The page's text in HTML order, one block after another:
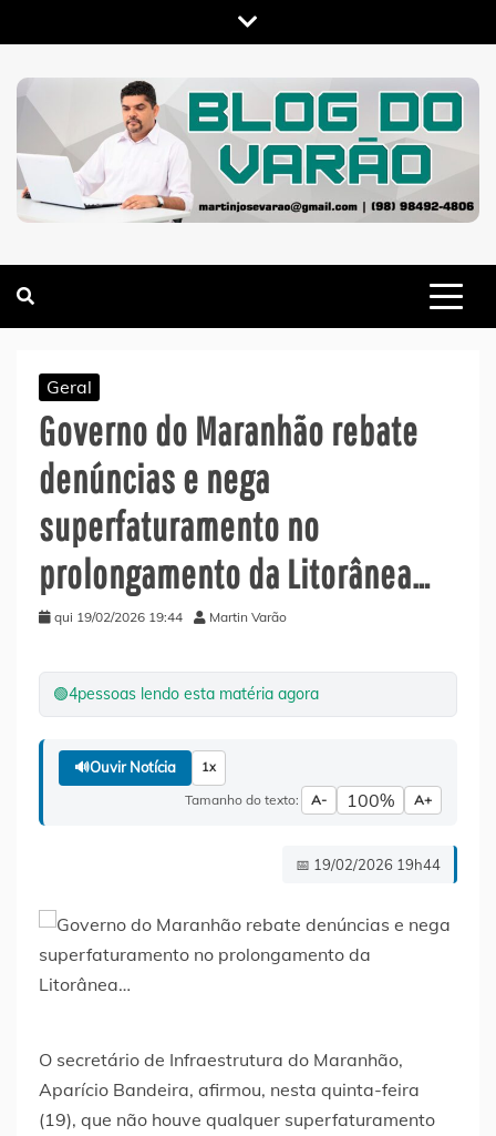
to
content
Geral
Governo do Maranhão rebate
denúncias e nega
superfaturamento no
prolongamento da Litorânea…
qui 19/02/2026 19:44 Martin Varão
🟢4pessoas lendo esta matéria agora
🔊Ouvir Notícia 1x
Tamanho do texto: A- 100% A+
📅 19/02/2026 19h44
O secretário de Infraestrutura do Maranhão,
Aparício Bandeira, afirmou, nesta quinta-feira
(19), que não houve qualquer superfaturamento